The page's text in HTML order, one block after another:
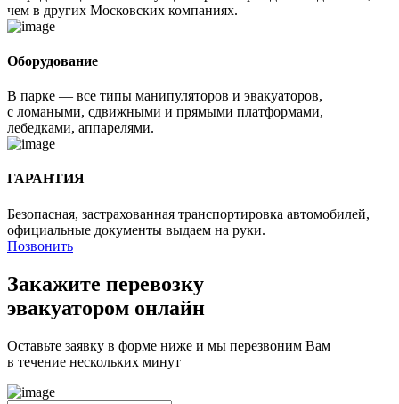
чем в других Московских компаниях.
Оборудование
В парке — все типы манипуляторов и эвакуаторов,
с ломаными, сдвижными и прямыми платформами,
лебедками, аппарелями.
ГАРАНТИЯ
Безопасная, застрахованная транспортировка автомобилей,
официальные документы выдаем на руки.
Позвонить
Закажите перевозку
эвакуатором онлайн
Оставьте заявку в форме ниже и мы перезвоним Вам
в течение нескольких минут